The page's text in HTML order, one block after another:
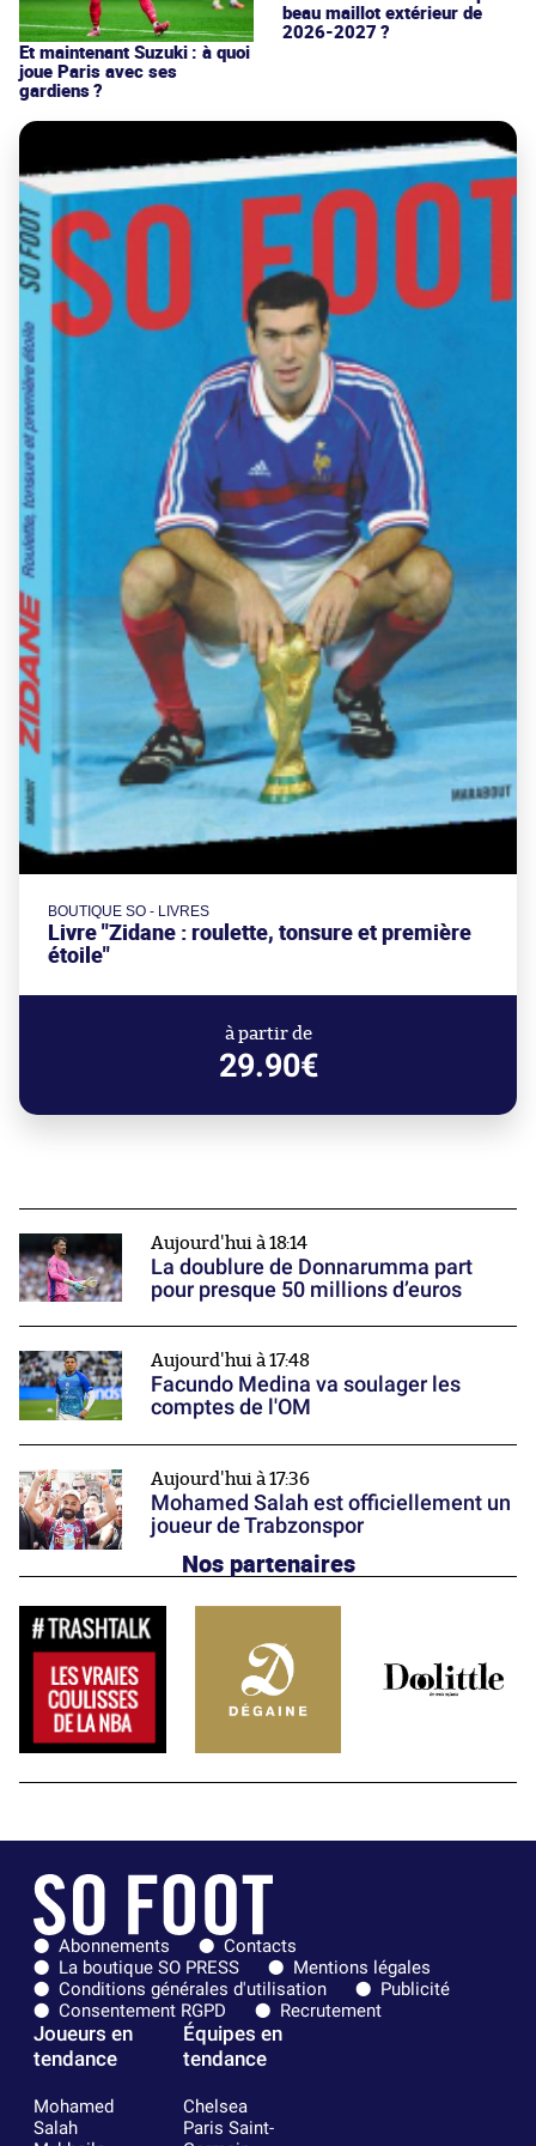
Et maintenant Suzuki : à quoi
joue Paris avec ses
gardiens ?
beau maillot extérieur de
2026-2027 ?
BOUTIQUE SO - LIVRES
Livre "Zidane : roulette, tonsure et première
étoile"
à partir de
29.90€
Aujourd'hui à 18:14
La doublure de Donnarumma part
pour presque 50 millions d’euros
Aujourd'hui à 17:48
Facundo Medina va soulager les
comptes de l'OM
Aujourd'hui à 17:36
Mohamed Salah est officiellement un
joueur de Trabzonspor
Nos partenaires
Abonnements
Contacts
La boutique SO PRESS
Mentions légales
Conditions générales d'utilisation
Publicité
Consentement RGPD
Recrutement
Joueurs en
tendance
Mohamed
Salah
Équipes en
tendance
Chelsea
Paris Saint-